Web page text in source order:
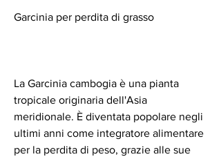
Garcinia per perdita di grasso
La Garcinia cambogia è una pianta
tropicale originaria dell'Asia
meridionale. È diventata popolare negli
ultimi anni come integratore alimentare
per la perdita di peso, grazie alle sue